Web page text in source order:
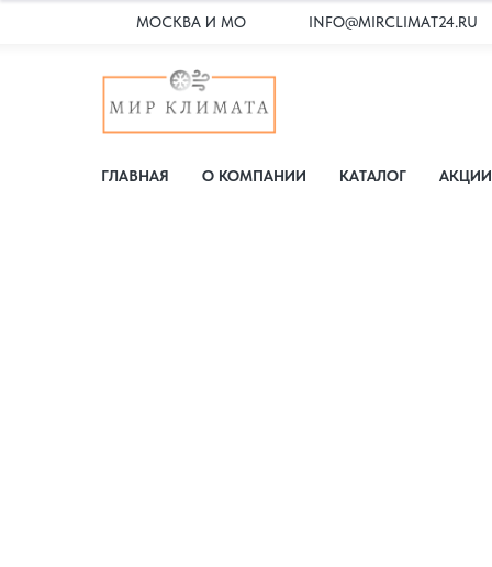
МОСКВА И МО INFO@MIRCLIMAT24.RU
ГЛАВНАЯ О КОМПАНИИ КАТАЛОГ АКЦИИ